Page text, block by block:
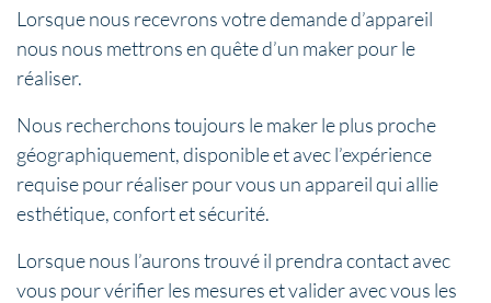
Lorsque nous recevrons votre demande d’appareil
nous nous mettrons en quête d’un maker pour le
réaliser.
Nous recherchons toujours le maker le plus proche
géographiquement, disponible et avec l’expérience
requise pour réaliser pour vous un appareil qui allie
esthétique, confort et sécurité.
Lorsque nous l’aurons trouvé il prendra contact avec
vous pour vérifier les mesures et valider avec vous les